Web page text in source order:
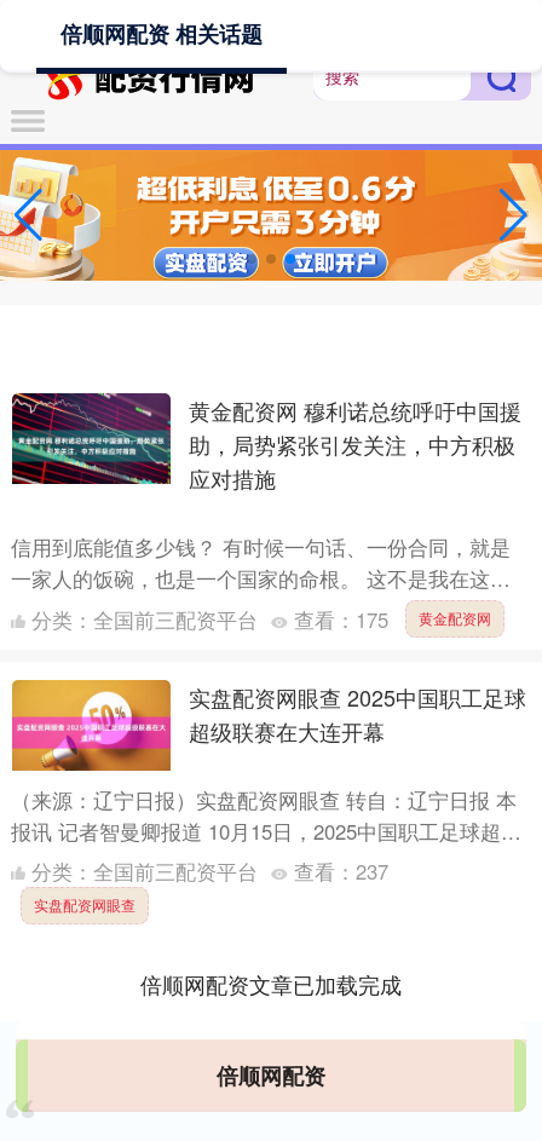
倍顺网配资 相关话题
黄金配资网 穆利诺总统呼吁中国援
助，局势紧张引发关注，中方积极
应对措施
信用到底能值多少钱？ 有时候一句话、一份合同，就是
一家人的饭碗，也是一个国家的命根。 这不是我在这儿
吓唬你，放眼国际舞台，最近巴拿马这么一出“撕合同
分类： 全国前三配资平台 查看： 175 黄金配资网
实盘配资网眼查 2025中国职工足球
超级联赛在大连开幕
（来源：辽宁日报）实盘配资网眼查 转自：辽宁日报 本
报讯 记者智曼卿报道 10月15日，2025中国职工足球超级
联赛在大连足球青训基地开幕。开幕式后，随即展开2....
分类： 全国前三配资平台 查看： 237
实盘配资网眼查
倍顺网配资文章已加载完成
倍顺网配资